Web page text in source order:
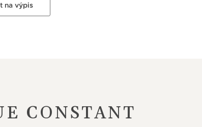
na výpis
CONSTANT